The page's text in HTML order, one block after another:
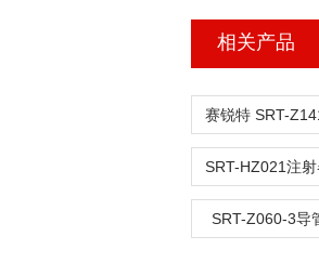
相关产品
SRT-Z060-3导